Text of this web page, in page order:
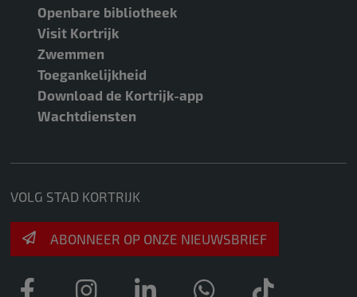
Openbare bibliotheek
Visit Kortrijk
Zwemmen
Toegankelijkheid
Download de Kortrijk-app
Wachtdiensten
VOLG STAD KORTRIJK
ABONNEER OP ONZE NIEUWSBRIEF